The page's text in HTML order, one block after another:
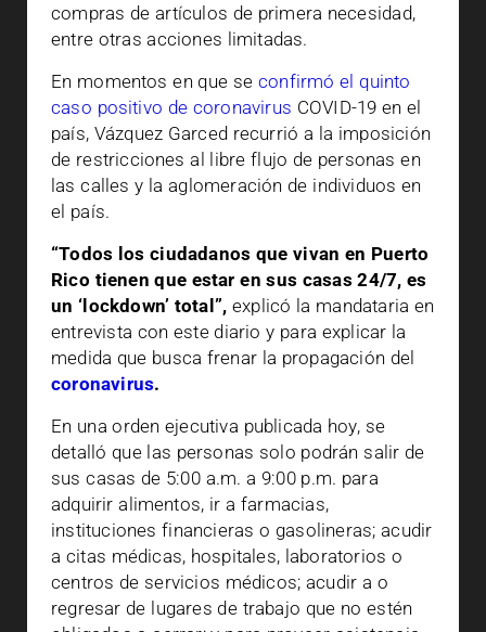
compras de artículos de primera necesidad,
entre otras acciones limitadas.
En momentos en que se confirmó el quinto
caso positivo de coronavirus COVID-19 en el
país, Vázquez Garced recurrió a la imposición
de restricciones al libre flujo de personas en
las calles y la aglomeración de individuos en
el país.
“Todos los ciudadanos que vivan en Puerto
Rico tienen que estar en sus casas 24/7, es
un ‘lockdown’ total”, explicó la mandataria en
entrevista con este diario y para explicar la
medida que busca frenar la propagación del
coronavirus.
En una orden ejecutiva publicada hoy, se
detalló que las personas solo podrán salir de
sus casas de 5:00 a.m. a 9:00 p.m. para
adquirir alimentos, ir a farmacias,
instituciones financieras o gasolineras; acudir
a citas médicas, hospitales, laboratorios o
centros de servicios médicos; acudir a o
regresar de lugares de trabajo que no estén